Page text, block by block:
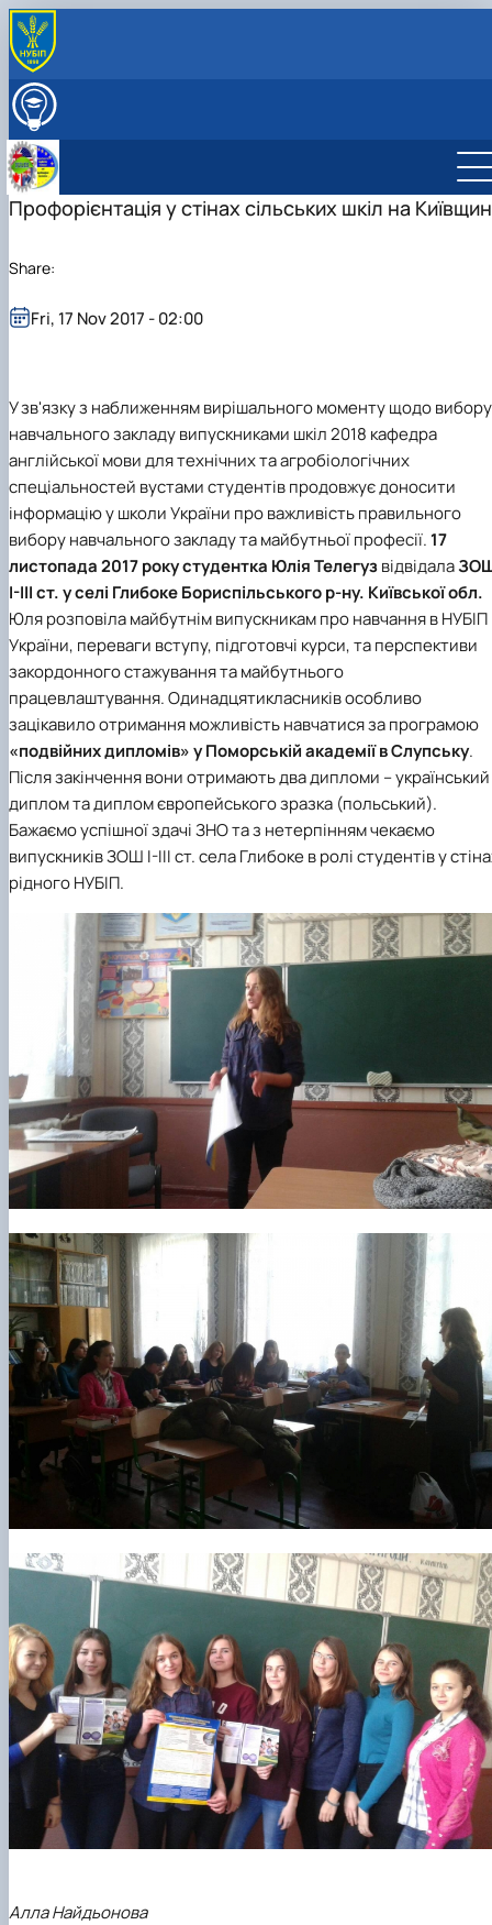
ABOUT
Career Guidance Activities
Research Laboratory pf Scientific and Technical
EDUCATION
RESEARCH
STAFF
Text Translation"
Профорієнтація у стінах сільських шкіл на
У зв'язку з наближенням вирішального моменту щодо вибору
навчального закладу випускниками шкіл 2018 кафедра
англійської мови для технічних та агробіологічних
спеціальностей вустами студентів продовжує доносити
інформацію у школи України про важливість правильного
вибору навчального закладу та майбутньої професії. 17
листопада 2017 року студентка Юлія Телегузвідвідала
I-III ст. у селі Глибоке Бориспільського р-ну. Київської обл.
Юля розповіла майбутнім випускникам про навчання в НУБІП
України, переваги вступу, підготовчі курси, та перспективи
закордонного стажування та майбутнього
працевлаштування. Одинадцятикласників особливо
зацікавило отримання можливість навчатися за програмою
«подвійних дипломів» у Поморській академії в Слупську.
Після закінчення вони отримають два дипломи – український
диплом та диплом європейського зразка (польський).
Бажаємо успішної здачі ЗНО та з нетерпінням чекаємо
випускників ЗОШ I-III ст. села Глибоке в ролі студентів у
рідного НУБІП.
Алла Найдьонова
Fri, 17 Nov 2017 - 02:00
Share: